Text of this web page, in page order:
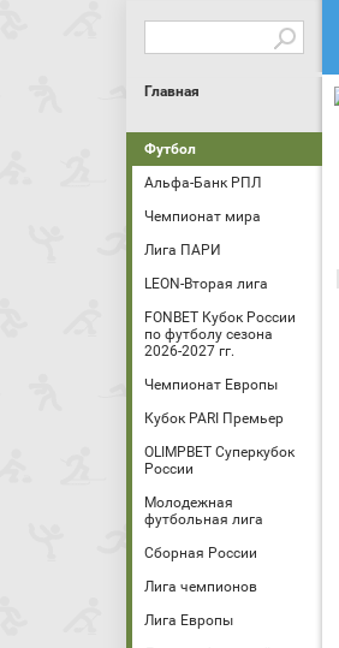
Главная
Футбол
Альфа-Банк РПЛ
Чемпионат мира
Лига ПАРИ
LEON-Вторая лига
FONBET Кубок России
по футболу сезона
2026-2027 гг.
Чемпионат Европы
Кубок PARI Премьер
OLIMPBET Суперкубок
России
Молодежная
футбольная лига
Сборная России
Лига чемпионов
Лига Европы